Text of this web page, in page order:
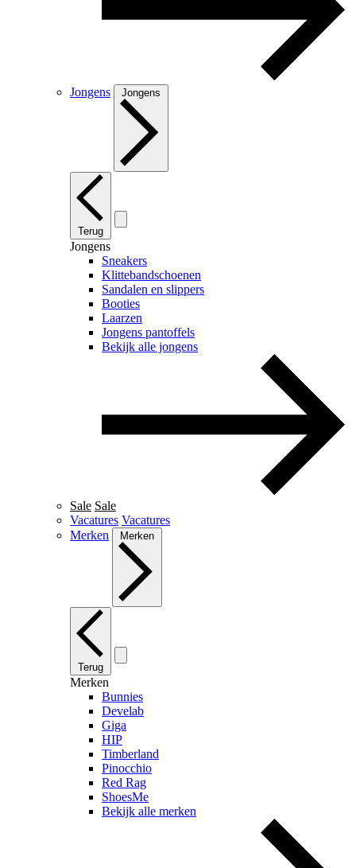
Jongens Jongens
Terug
Jongens
Sneakers
Klittebandschoenen
Sandalen en slippers
Booties
Laarzen
Jongens pantoffels
Bekijk alle jongens
Sale Sale
Vacatures Vacatures
Merken
Merken
Terug
Merken
Bunnies
Develab
Giga
HIP
Timberland
Pinocchio
Red Rag
ShoesMe
Bekijk alle merken